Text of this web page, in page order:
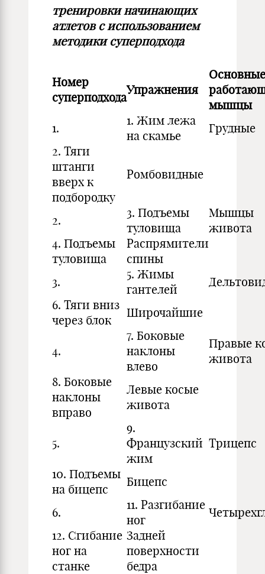
тренировки начинающих
атлетов с использованием
методики суперподхода
Номер
суперподхода
Упражнения
Основные
мышцы
1.
1. Жим лежа
на скамье
Грудные
2. Тяги
штанги
вверх к
подбородку
Ромбовидные
2.
3. Подъемы
туловища
Мышцы
живота
4. Подъемы
туловища
Распрямители
спины
3.
5. Жимы
гантелей
6. Тяги вниз
через блок
Широчайшие
4.
7. Боковые
наклоны
влево
Правые
живота
8. Боковые
наклоны
вправо
Левые косые
живота
5.
9.
Французский
жим
Трицепс
10. Подъемы
на бицепс
Бицепс
6.
11. Разгибание
ног
12. Сгибание
ног на
станке
Задней
поверхности
бедра